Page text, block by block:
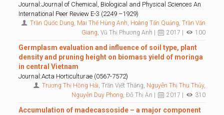
Journal:Journal of Chemical, Biological and Physical Sciences An
International Peer Review E-3 (2249 –1929)
Trần Quốc Dung, Mai Thế Hùng Anh, Hoàng Tấn Quảng,Trần Văn
Giang, Vũ Thị Phương Anh | 2017 | 100
Germplasm evaluation and influence of soil type, plant
density and pruning height on biomass yield of moringa
in central Vietnam
Journal:Acta Horticulturae (0567-7572)
Trương Thị Hồng Hải, Trần Viết Thắng, Nguyễn Thị Thu Thủy,
Nguyễn Duy Phong, Đỗ Thị An | 2017 | 310
Accumulation of madecassoside – a major component